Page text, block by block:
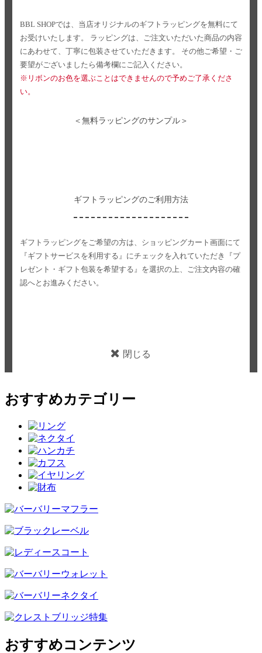
BBL SHOPでは、当店オリジナルのギフトラッピングを無料にて
お受けいたします。
ラッピングは、ご注文いただいた商品の内容
にあわせて、丁寧に包装させていただきます。
その他ご希望・ご
要望がございましたら備考欄にご記入ください。
※リボンのお色を選ぶことはできませんので予めご了承くださ
い。
＜無料ラッピングのサンプル＞
ギフトラッピングのご利用方法
ギフトラッピングをご希望の方は、ショッピングカート画面にて
『ギフトサービスを利用する』にチェックを入れていただき
『プ
レゼント・ギフト包装を希望する』を選択の上、ご注文内容の確
認へとお進みください。
閉じる
おすすめカテゴリー
おすすめコンテンツ